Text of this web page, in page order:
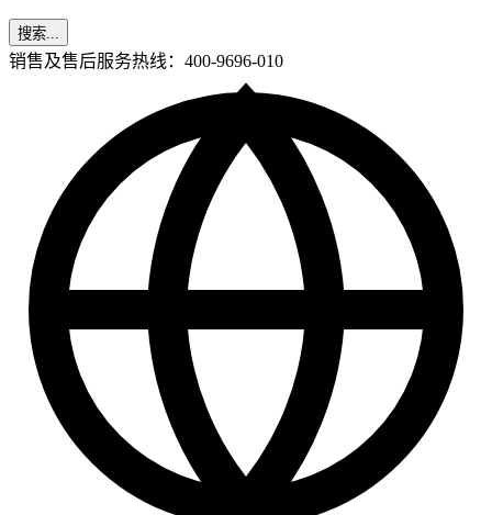
搜索...
销售及售后服务热线：400-9696-010